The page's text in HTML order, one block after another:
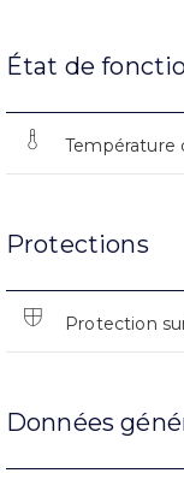
État de
Température
Protections
Protection
Données